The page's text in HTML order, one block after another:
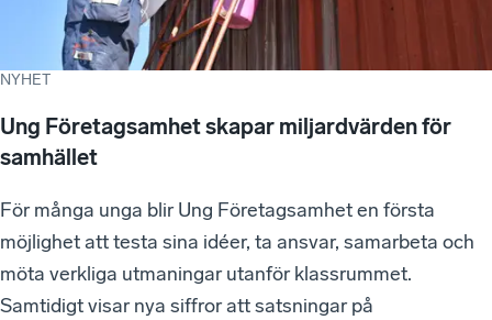
NYHET
Ung Företagsamhet skapar miljardvärden för
samhället
För många unga blir Ung Företagsamhet en första
möjlighet att testa sina idéer, ta ansvar, samarbeta och
möta verkliga utmaningar utanför klassrummet.
Samtidigt visar nya siffror att satsningar på